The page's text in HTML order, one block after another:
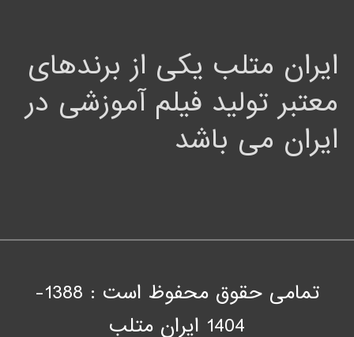
ایران متلب یکی از برندهای
معتبر تولید فیلم آموزشی در
ایران می باشد
تمامی حقوق محفوظ است : 1388-
1404 ايران متلب